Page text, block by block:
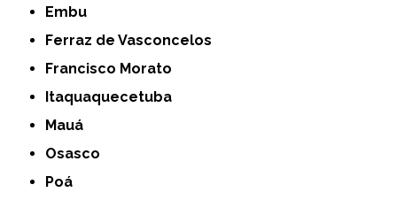
Embu
Ferraz de Vasconcelos
Francisco Morato
Itaquaquecetuba
Mauá
Osasco
Poá